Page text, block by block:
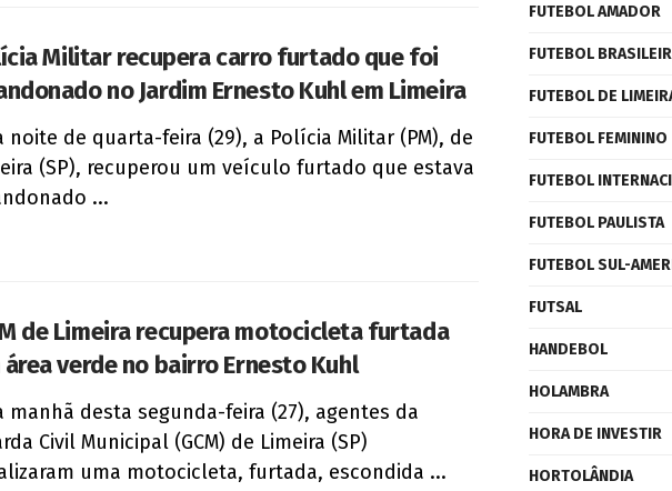
Militar recupera carro furtado que foi
no Jardim Ernesto Kuhl em Limeira
noite de quarta-feira (29), a Polícia Militar (PM), de
(SP), recuperou um veículo furtado que estava
...
de Limeira recupera motocicleta furtada
área verde no bairro Ernesto Kuhl
manhã desta segunda-feira (27), agentes da
Civil Municipal (GCM) de Limeira (SP)
uma motocicleta, furtada, escondida ...
FUTEBOL AMADOR
FUTEBOL
FUTEBOL DE
FUTEBOL FEMININO
FUTEBOL
FUTEBOL PAULISTA
FUTEBOL SUL-
FUTSAL
HANDEBOL
HOLAMBRA
HORA DE INVESTIR
HORTOLÂNDIA